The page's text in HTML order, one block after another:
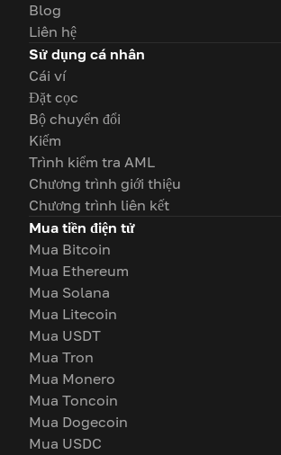
Blog
Liên hệ
Sử dụng cá nhân
Cái ví
Đặt cọc
Bộ chuyển đổi
Kiếm
Trình kiểm tra AML
Chương trình giới thiệu
Chương trình liên kết
Mua tiền điện tử
Mua Bitcoin
Mua Ethereum
Mua Solana
Mua Litecoin
Mua USDT
Mua Tron
Mua Monero
Mua Toncoin
Mua Dogecoin
Mua USDC